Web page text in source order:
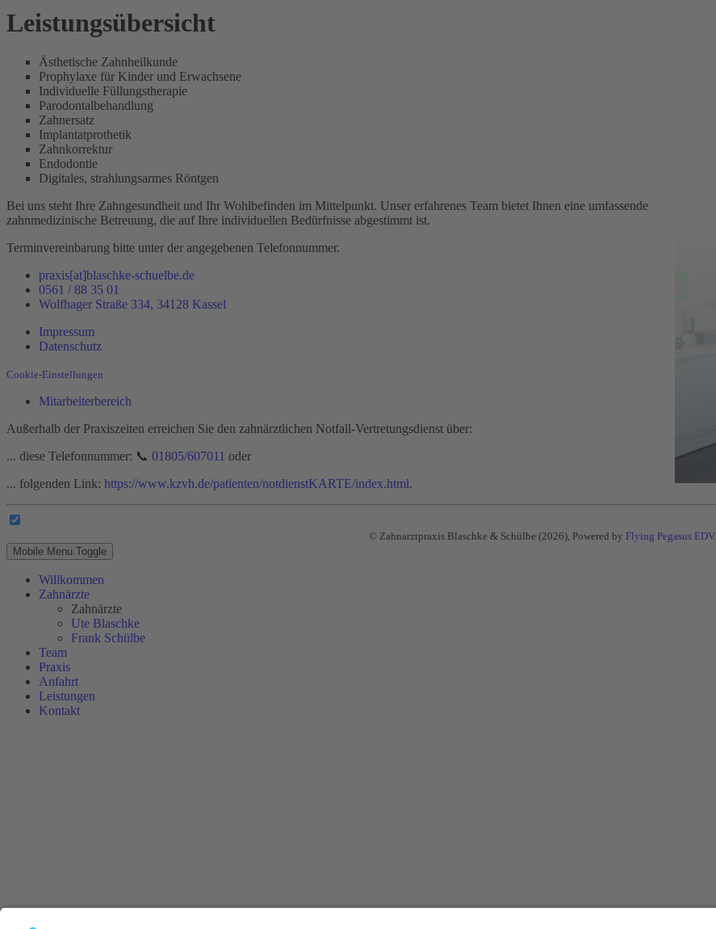
Leistungsübersicht
Ästhetische Zahnheilkunde
Prophylaxe für Kinder und Erwachsene
Individuelle Füllungstherapie
Parodontalbehandlung
Zahnersatz
Implantatprothetik
Zahnkorrektur
Endodontie
Digitales, strahlungsarmes Röntgen
Bei uns steht Ihre Zahngesundheit und Ihr Wohlbefinden im Mittelpunkt. Unser erfahrenes Team bietet Ihnen eine umfassende
zahnmedizinische Betreuung, die auf Ihre individuellen Bedürfnisse abgestimmt ist.
Terminvereinbarung bitte unter der angegebenen Telefonnummer.
praxis[at]blaschke-schuelbe.de
0561 / 88 35 01
Wolfhager Straße 334, 34128 Kassel
Impressum
Datenschutz
Cookie-Einstellungen
Mitarbeiterbereich
Außerhalb der Praxiszeiten erreichen Sie den zahnärztlichen Notfall-Vertretungsdienst über:
... diese Telefonnummer: 📞 01805/607011 oder
... folgenden Link: https://www.kzvh.de/patienten/notdienstKARTE/index.html.
© Zahnarztpraxis Blaschke & Schülbe (2026), Powered by Flying Pegasus EDV.
Mobile Menu Toggle
Willkommen
Zahnärzte
Zahnärzte
Ute Blaschke
Frank Schülbe
Team
Praxis
Anfahrt
Leistungen
Kontakt